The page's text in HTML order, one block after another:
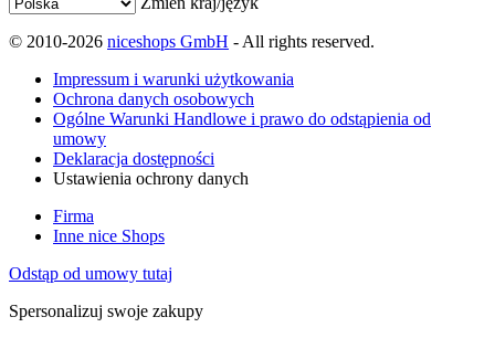
© 2010-2026 niceshops GmbH - All rights reserved.
Impressum i warunki użytkowania
Ochrona danych osobowych
Ogólne Warunki Handlowe i prawo do odstąpienia od
umowy
Deklaracja dostępności
Ustawienia ochrony danych
Firma
Inne nice Shops
Odstąp od umowy tutaj
Spersonalizuj swoje zakupy